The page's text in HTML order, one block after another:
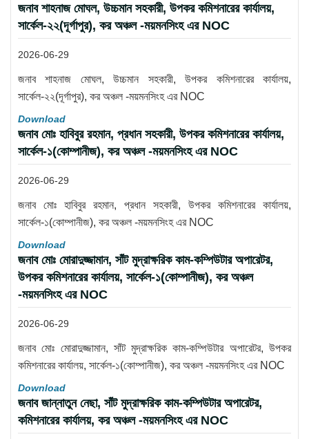
জনাব শাহনাজ মোঘল, উচ্চমান সহকারী, উপকর কমিশনারের কার্যালয়,
সার্কেল-২২(দূর্গাপুর), কর অঞ্চল -ময়মনসিংহ এর NOC
2026-06-29
জনাব শাহনাজ মোঘল, উচ্চমান সহকারী, উপকর কমিশনারের কার্যালয়,
সার্কেল-২২(দূর্গাপুর), কর অঞ্চল -ময়মনসিংহ এর NOC
Download
জনাব মোঃ হাবিবুর রহমান, প্রধান সহকারী, উপকর কমিশনারের কার্যালয়,
সার্কেল-১(কোম্পানীজ), কর অঞ্চল -ময়মনসিংহ এর NOC
2026-06-29
জনাব মোঃ হাবিবুর রহমান, প্রধান সহকারী, উপকর কমিশনারের কার্যালয়,
সার্কেল-১(কোম্পানীজ), কর অঞ্চল -ময়মনসিংহ এর NOC
Download
জনাব মোঃ মোরাদুজ্জামান, সাঁট মুদ্রাক্ষরিক কাম-কম্পিউটার অপারেটর,
উপকর কমিশনারের কার্যালয়, সার্কেল-১(কোম্পানীজ), কর অঞ্চল
-ময়মনসিংহ এর NOC
2026-06-29
জনাব মোঃ মোরাদুজ্জামান, সাঁট মুদ্রাক্ষরিক কাম-কম্পিউটার অপারেটর, উপকর
কমিশনারের কার্যালয়, সার্কেল-১(কোম্পানীজ), কর অঞ্চল -ময়মনসিংহ এর NOC
Download
জনাব জান্নাতুন নেছা, সাঁট মুদ্রাক্ষরিক কাম-কম্পিউটার অপারেটর,
কমিশনারের কার্যালয়, কর অঞ্চল -ময়মনসিংহ এর NOC